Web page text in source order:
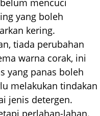
mencuci
yang boleh
kering.
tiada perubahan
warna corak, ini
yang panas boleh
melakukan tindakan
jenis detergen.